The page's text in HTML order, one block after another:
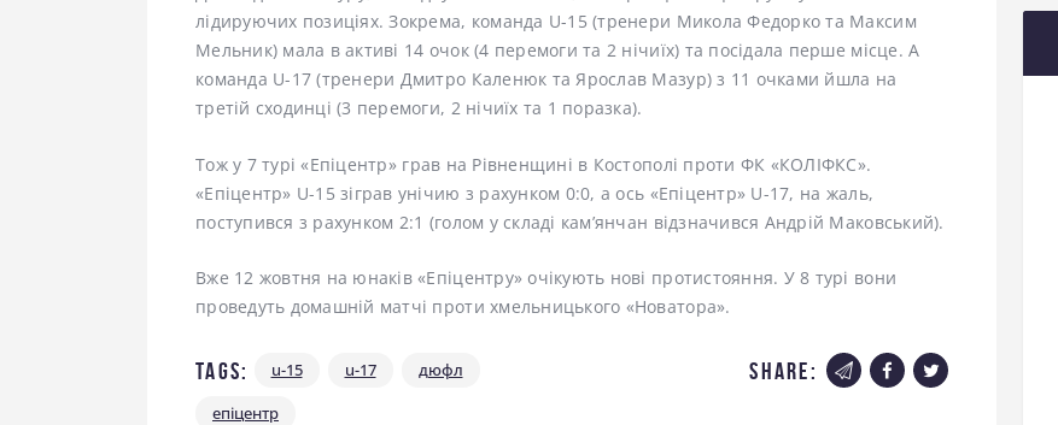
лідируючих позиціях. Зокрема, команда U-15 (тренери Микола Федорко та Максим
Мельник) мала в активі 14 очок (4 перемоги та 2 нічиїх) та посідала перше місце. А
команда U-17 (тренери Дмитро Каленюк та Ярослав Мазур) з 11 очками йшла на
третій сходинці (3 перемоги, 2 нічиїх та 1 поразка).
Тож у 7 турі «Епіцентр» грав на Рівненщині в Костополі проти ФК «КОЛІФКС».
«Епіцентр» U-15 зіграв унічию з рахунком 0:0, а ось «Епіцентр» U-17, на жаль,
поступився з рахунком 2:1 (голом у складі кам’янчан відзначився Андрій Маковський).
Вже 12 жовтня на юнаків «Епіцентру» очікують нові протистояння. У 8 турі вони
проведуть домашній матчі проти хмельницького «Новатора».
Tags: u-15 u-17
дюфл
епіцентр
share: